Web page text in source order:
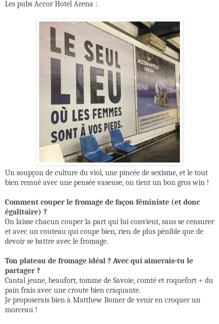
Les pubs Accor Hotel Arena :
Un soupçon de culture du viol, une pincée de sexisme, et le tout
bien remué avec une pensée vaseuse, on tient un bon gros win !
Comment couper le fromage de façon féministe (et donc
égalitaire) ?
On laisse chacun couper la part qui lui convient, sans se censurer
et avec un couteau qui coupe bien, rien de plus pénible que de
devoir se battre avec le fromage.
Ton plateau de fromage idéal ? Avec qui aimerais-tu le
partager ?
Cantal jeune, beaufort, tomme de Savoie, comté et roquefort + du
pain frais avec une croute bien craquante.
Je proposerais bien à Matthew Bomer de venir en croquer un
morceau !